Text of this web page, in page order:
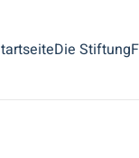
Die Stiftung